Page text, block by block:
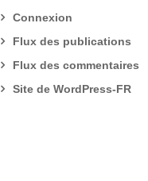
Connexion
Flux des publications
Flux des commentaires
Site de WordPress-FR